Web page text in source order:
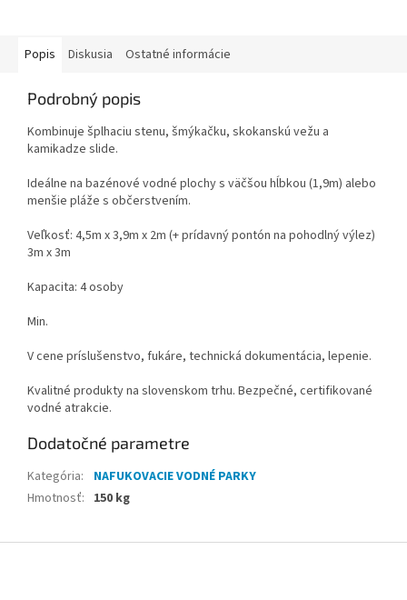
Popis Diskusia Ostatné informácie
Podrobný popis
Kombinuje šplhaciu stenu, šmýkačku, skokanskú vežu a
kamikadze slide.
Ideálne na bazénové vodné plochy s väčšou hĺbkou (1,9m) alebo
menšie pláže s občerstvením.
Veľkosť: 4,5m x 3,9m x 2m (+ prídavný pontón na pohodlný výlez)
3m x 3m
Kapacita: 4 osoby
Min.
V cene príslušenstvo, fukáre, technická dokumentácia, lepenie.
Kvalitné produkty na slovenskom trhu. Bezpečné, certifikované
vodné atrakcie.
Dodatočné parametre
Kategória:
NAFUKOVACIE VODNÉ PARKY
Hmotnosť: 150 kg